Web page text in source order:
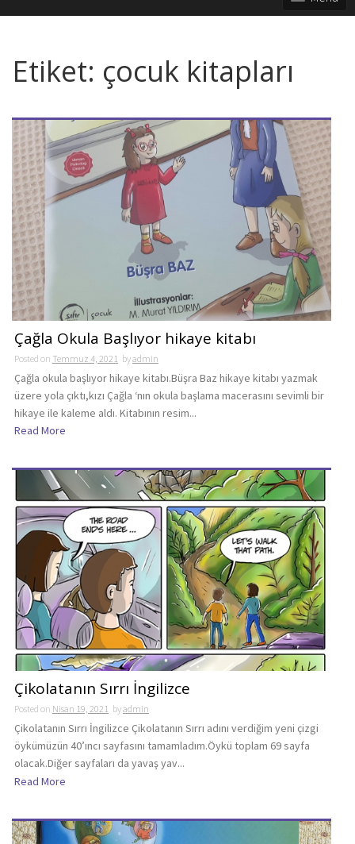
Etiket: çocuk kitapları
Çağla Okula Başlıyor hikaye kitabı
Posted on Temmuz 4, 2021 byadmin
Çağla okula başlıyor hikaye kitabı.Büşra Baz hikaye kitabı yazmak
üzere yola çıktı,kızı Çağla ‘nın okula başlama macerasını sevimli bir
hikaye ile kaleme aldı. Kitabının resim...
Read More
Çikolatanın Sırrı İngilizce
Posted on Nisan 19, 2021 byadmin
Çikolatanın Sırrı İngilizce Çikolatanın Sırrı adını verdiğim yeni çizgi
öykümüzün 40’ıncı sayfasını tamamladım.Öykü toplam 69 sayfa
olacak.Diğer sayfaları da yavaş yav...
Read More